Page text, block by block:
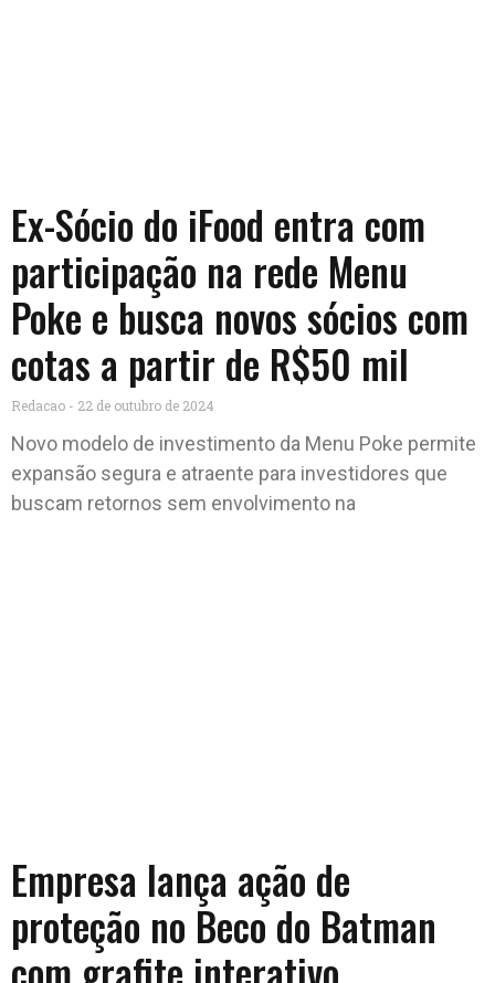
Ex-Sócio do iFood entra com
participação na rede Menu
Poke e busca novos sócios com
cotas a partir de R$50 mil
Redacao 22 de outubro de 2024
Novo modelo de investimento da Menu Poke permite
expansão segura e atraente para investidores que
buscam retornos sem envolvimento na
Empresa lança ação de
proteção no Beco do Batman